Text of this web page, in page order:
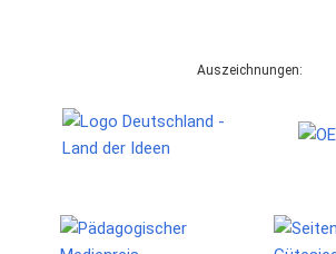
Auszeichnungen: